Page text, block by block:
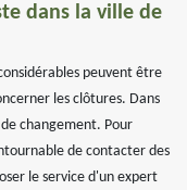
dans la ville de
peuvent être
les clôtures. Dans
changement. Pour
de contacter des
le service d'un expert